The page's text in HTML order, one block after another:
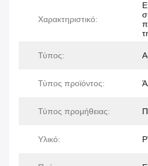
Χαρακτηριστικό:
Τύπος:
Τύπος προϊόντος:
Τύπος προμήθειας:
Υλικό: